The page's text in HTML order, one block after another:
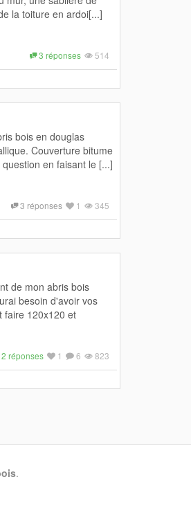
la toiture en ardoi[...]
514
3 réponses
bois en douglas
Couverture bitume
en faisant le [...]
345
1
3 réponses
de mon abris bois
besoin d'avoir vos
faire 120x120 et
823
6
1
2 réponses
.